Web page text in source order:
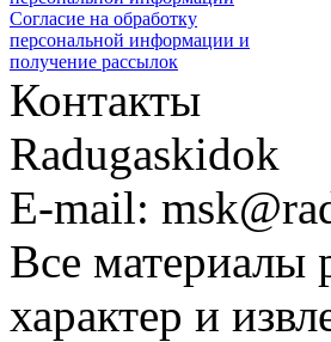
Согласие на обработку
персональной информации и
получение рассылок
Контакты
Radugaskidok
E-mail:
Все материалы
характер и